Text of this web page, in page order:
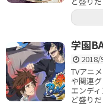
学園
2018/
TVアニ
や関連
エンデ
ど盛りだ